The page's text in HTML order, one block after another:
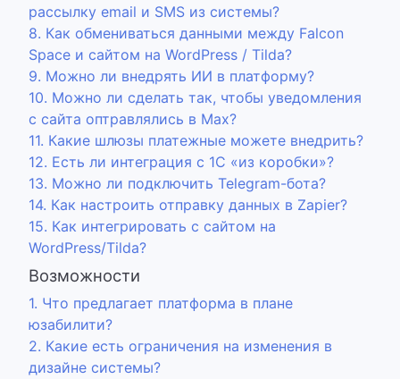
рассылку email и SMS из системы?
8. Как обмениваться данными между Falcon
Space и сайтом на WordPress / Tilda?
9. Можно ли внедрять ИИ в платформу?
10. Можно ли сделать так, чтобы уведомления
с сайта оптравлялись в Max?
11. Какие шлюзы платежные можете внедрить?
12. Есть ли интеграция с 1С «из коробки»?
13. Можно ли подключить Telegram-бота?
14. Как настроить отправку данных в Zapier?
15. Как интегрировать с сайтом на
WordPress/Tilda?
Возможности
1. Что предлагает платформа в плане
юзабилити?
2. Какие есть ограничения на изменения в
дизайне системы?